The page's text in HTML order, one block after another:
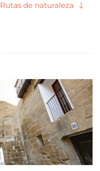
Rutas de naturaleza